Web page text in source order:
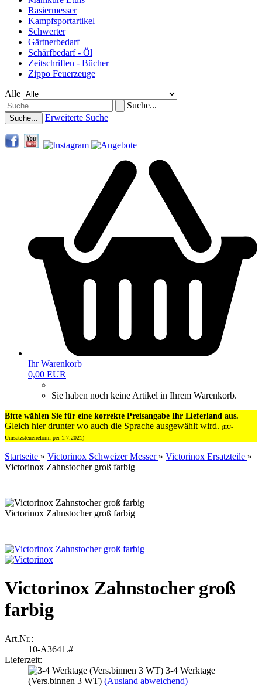
Rasiermesser
Kampfsportartikel
Schwerter
Gärtnerbedarf
Schärfbedarf - Öl
Zeitschriften - Bücher
Zippo Feuerzeuge
Alle
Suche...
Suche... Erweiterte Suche
Ihr Warenkorb
0,00 EUR
Sie haben noch keine Artikel in Ihrem Warenkorb.
Bitte wählen Sie für eine korrekte Preisangabe Ihr Lieferland aus.
Gleich hier drunter wo auch die Sprache ausgewählt wird. (EU-
Umsatzsteuerreform per 1.7.2021)
Startseite » Victorinox Schweizer Messer » Victorinox Ersatzteile »
Victorinox Zahnstocher groß farbig
Victorinox Zahnstocher groß farbig
Victorinox Zahnstocher groß
farbig
Art.Nr.:
10-A3641.#
Lieferzeit:
3-4 Werktage
(Vers.binnen 3 WT) (Ausland abweichend)